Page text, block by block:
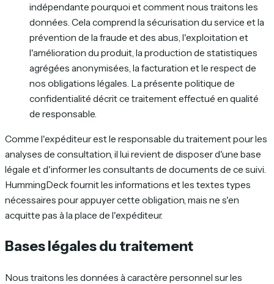
indépendante pourquoi et comment nous traitons les
données. Cela comprend la sécurisation du service et la
prévention de la fraude et des abus, l'exploitation et
l'amélioration du produit, la production de statistiques
agrégées anonymisées, la facturation et le respect de
nos obligations légales. La présente politique de
confidentialité décrit ce traitement effectué en qualité
de responsable.
Comme l'expéditeur est le responsable du traitement pour les
analyses de consultation, il lui revient de disposer d'une base
légale et d'informer les consultants de documents de ce suivi.
HummingDeck fournit les informations et les textes types
nécessaires pour appuyer cette obligation, mais ne s'en
acquitte pas à la place de l'expéditeur.
Bases légales du traitement
Nous traitons les données à caractère personnel sur les